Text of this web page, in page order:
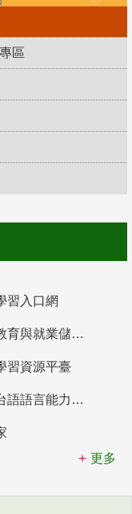
區
習入口網
青年教育與就業儲蓄帳戶
習資源平臺
臺灣台語語言能力認證網站
更多